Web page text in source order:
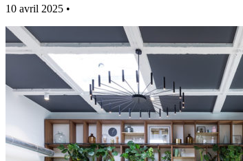
10 avril 2025 •